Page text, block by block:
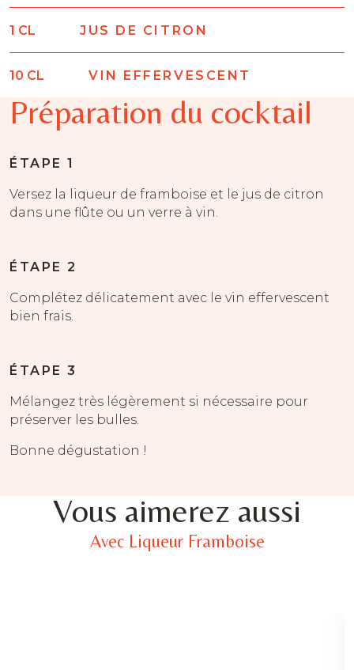
1 CL JUS DE CITRON
10 CL VIN EFFERVESCENT
Préparation du cocktail
ÉTAPE 1
Versez la liqueur de framboise et le jus de citron
dans une flûte ou un verre à vin.
ÉTAPE 2
Complétez délicatement avec le vin effervescent
bien frais.
ÉTAPE 3
Mélangez très légèrement si nécessaire pour
préserver les bulles.
Bonne dégustation !
Vous aimerez aussi
Avec Liqueur Framboise